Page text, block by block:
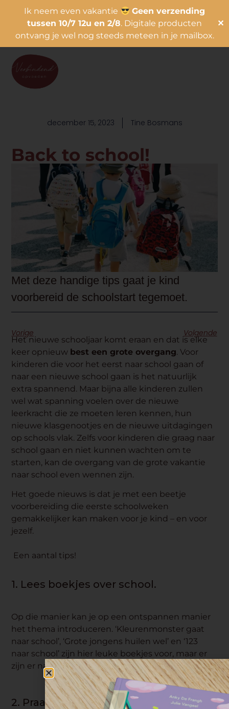
Ik neem even vakantie
Geen verzending
tussen 10/7 12u en 2/8. Digitale producten
ontvang je wel nog steeds meteen in je mailbox.
✕
december 15, 2023 Tine Bosmans
Back to school!
Met deze handige tips gaat je kind
voorbereid de schoolstart tegemoet.
Vorige Volgende
Het nieuwe schooljaar komt eraan en dat is elke
keer opnieuw best een grote overgang. Voor
kinderen die voor het eerst naar school gaan of
naar een nieuwe school gaan is het natuurlijk
extra spannend. Maar bijna alle kinderen zullen
wel wat spanning voelen over de nieuwe
leerkracht die ze moeten leren kennen, hun
nieuwe klasgenootjes en de nieuwe uitdagingen
op schools vlak. Zelfs voor kinderen die graag naar
school gaan en niet kunnen wachten om te
starten, kan de overgang van de grote vakantie
naar school even wennen zijn.
Het goede nieuws is dat je met een beetje
voorbereiding die eerste schoolweken
gemakkelijker kan maken voor je kind – en voor
jezelf.
Een aantal tips!
1. Lees boekjes over school.
Op die manier kan je op een ontspannen manier
het thema introduceren. ‘Kleurenmonster gaat
naar school’, ‘Grote jongens huilen wel’ en ‘123
naar school’ zijn hier leuke boekjes voor, maar er
zijn er natuurlijk nog een hele hoop anderen!
2. Praat met je kind over school.